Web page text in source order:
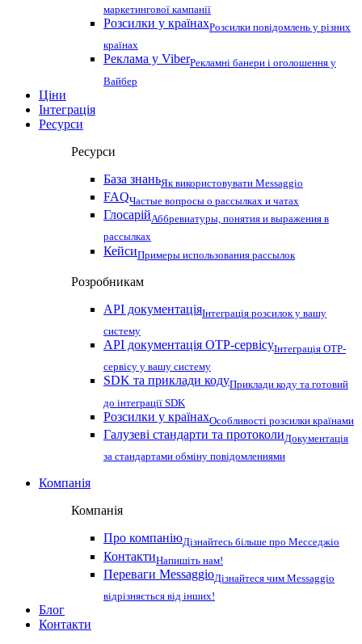
маркетингової кампанії
Розсилки у країнахРозсилки повідомлень у різних
країнах
Реклама у ViberРекламні банери і оголошення у
Вайбер
Ціни
Інтеграція
Ресурси
Ресурси
База знаньЯк використовувати Messaggio
FAQЧастые вопросы о рассылках и чатах
ГлосарійАббревиатуры, понятия и выражения в
рассылках
КейсиПримеры использования рассылок
Розробникам
API документаціяІнтеграція розсилок у вашу
систему
API документація OTP-сервісуІнтеграція OTP-
сервісу у вашу систему
SDK та приклади кодуПриклади коду та готовий
до інтеграції SDK
Розсилки у країнахОсобливості розсилки країнами
Галузеві стандарти та протоколиДокументація
за стандартами обміну повідомленнями
Компанія
Компанія
Про компаніюДізнайтесь більше про Месседжіо
КонтактиНапишіть нам!
Переваги MessaggioДізнайтеся чим Messaggio
відрізняється від інших!
Блог
Контакти